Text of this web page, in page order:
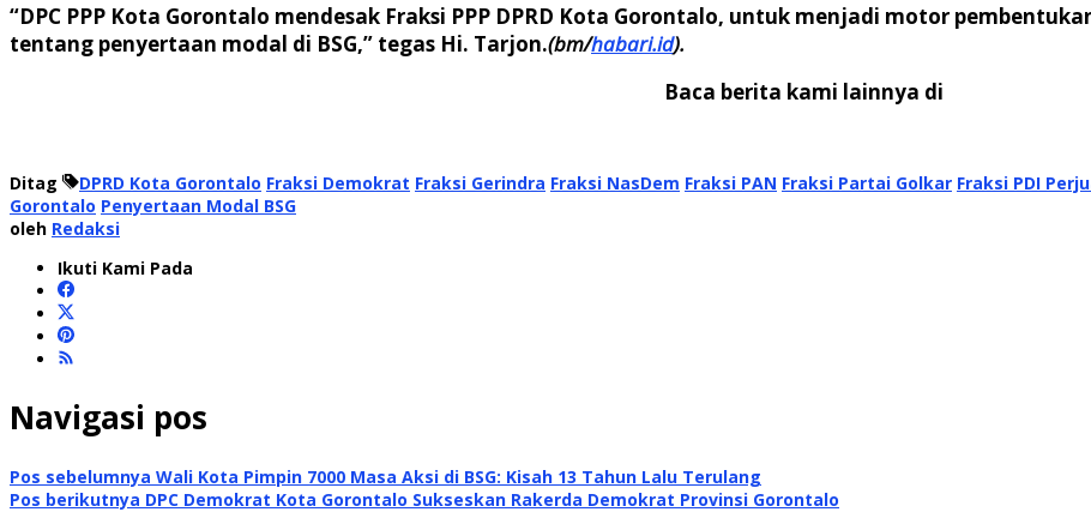
“DPC PPP Kota Gorontalo mendesak Fraksi PPP DPRD Kota Gorontalo, untuk menjadi motor
tentang penyertaan modal di BSG,” tegas Hi. Tarjon.(bm/habari.id).
Baca berita kami lainnya di
Ditag DPRD Kota Gorontalo Fraksi Demokrat Fraksi Gerindra Fraksi NasDem Fraksi PAN Fraksi Partai Golkar Fraksi PDI
Gorontalo Penyertaan Modal BSG
oleh Redaksi
Ikuti Kami Pada
Navigasi pos
Pos sebelumnya Wali Kota Pimpin 7000 Masa Aksi di BSG: Kisah 13 Tahun Lalu Terulang
Pos berikutnya DPC Demokrat Kota Gorontalo Sukseskan Rakerda Demokrat Provinsi Gorontalo